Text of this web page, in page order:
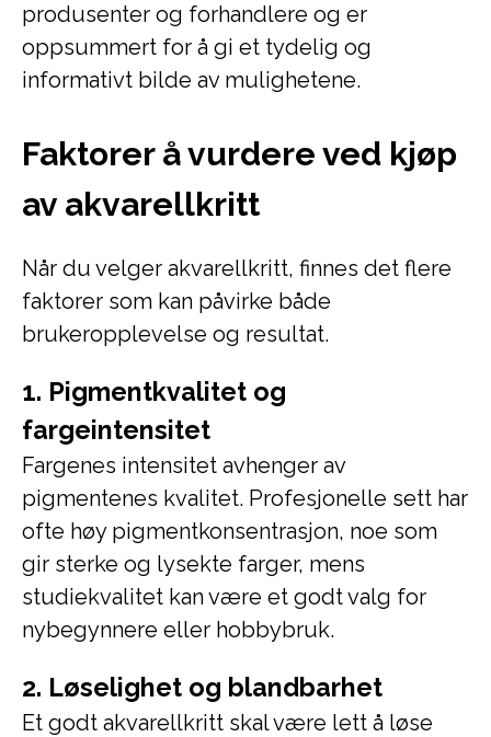
produsenter og forhandlere og er
oppsummert for å gi et tydelig og
informativt bilde av mulighetene.
Faktorer å vurdere ved kjøp
av akvarellkritt
Når du velger akvarellkritt, finnes det flere
faktorer som kan påvirke både
brukeropplevelse og resultat.
1. Pigmentkvalitet og
fargeintensitet
Fargenes intensitet avhenger av
pigmentenes kvalitet. Profesjonelle sett har
ofte høy pigmentkonsentrasjon, noe som
gir sterke og lysekte farger, mens
studiekvalitet kan være et godt valg for
nybegynnere eller hobbybruk.
2. Løselighet og blandbarhet
Et godt akvarellkritt skal være lett å løse